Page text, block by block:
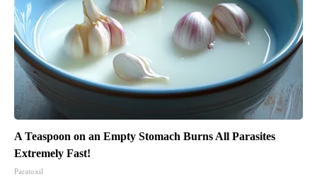
A Teaspoon on an Empty Stomach Burns All Parasites
Extremely Fast!
Paratoxil